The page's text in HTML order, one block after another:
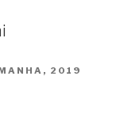
2019